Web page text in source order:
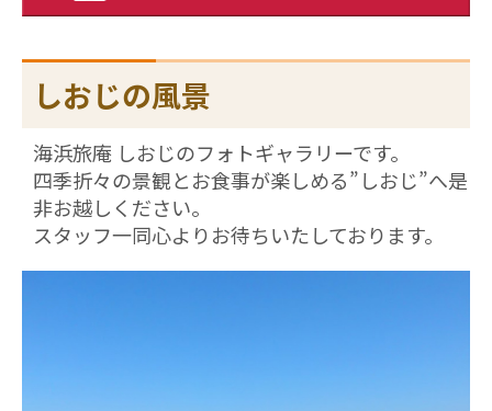
しおじの風景
海浜旅庵 しおじのフォトギャラリーです。
四季折々の景観とお食事が楽しめる”しおじ”へ是
非お越しください。
スタッフ一同心よりお待ちいたしております。